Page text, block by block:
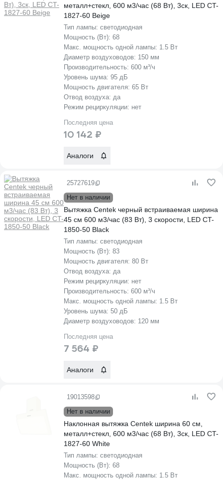
металл+стекл, 600 м3/час (68 Вт), 3ск, LED CT-
1827-60 Beige
Тип лампы: светодиодная
Мощность (Вт): 68
Макс. мощность одной лампы: 1.5 Вт
Диаметр воздуховодов: 150 мм
Производительность: 600 м³/ч
Уровень шума: 95 дБ
Мощность двигателя: 65 Вт
Отвод воздуха: да
Режим рециркуляции: нет
Последняя цена
10 142 ₽
Аналоги
25727619
Нет в наличии
Вытяжка Centek черный встраиваемая ширина
45 см 600 м3/час (83 Вт), 3 скорости, LED CT-
1850-50 Black
Тип лампы: светодиодная
Мощность (Вт): 83
Мощность двигателя: 80 Вт
Отвод воздуха: да
Режим рециркуляции: нет
Производительность: 600 м³/ч
Макс. мощность одной лампы: 1.5 Вт
Уровень шума: 50 дБ
Диаметр воздуховодов: 120 мм
Последняя цена
7 564 ₽
Аналоги
19013598
Нет в наличии
Наклонная вытяжка Centek ширина 60 см,
металл+стекл, 600 м3/час (68 Вт), 3ск, LED CT-
1827-60 White
Тип лампы: светодиодная
Мощность (Вт): 68
Макс. мощность одной лампы: 1.5 Вт